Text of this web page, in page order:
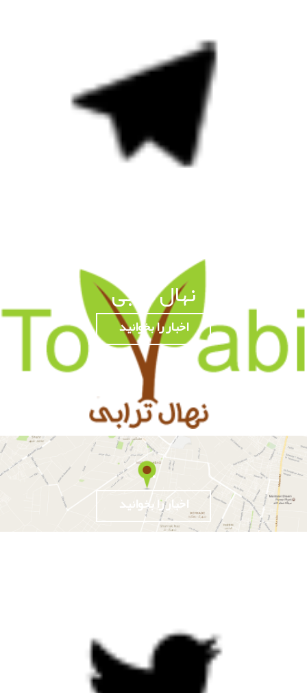
نهال ترابی
اخبار را بخوانید
.
اخبار را بخوانید